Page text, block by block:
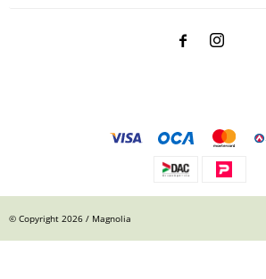
 
© Copyright 2026 / Magnolia